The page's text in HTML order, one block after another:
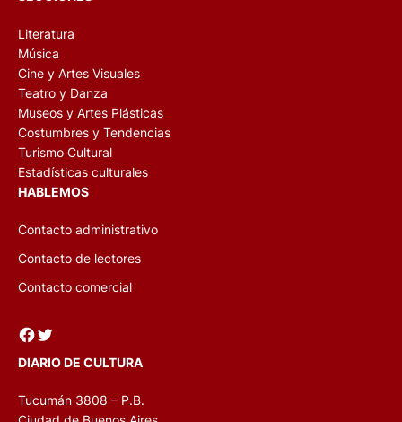
Literatura
Música
Cine y Artes Visuales
Teatro y Danza
Museos y Artes Plásticas
Costumbres y Tendencias
Turismo Cultural
Estadísticas culturales
HABLEMOS
Contacto administrativo
Contacto de lectores
Contacto comercial
Facebook Twitter
DIARIO DE CULTURA
Tucumán 3808 – P.B.